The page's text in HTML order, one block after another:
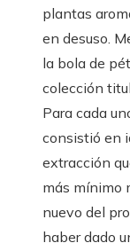
plantas
en desuso.
la bola de
colección
Para cada
consistió en
extracción
más mínimo
nuevo del
haber dado